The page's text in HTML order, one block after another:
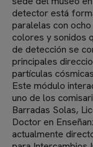
detector está
paralelas con
colores y sonidos
de detección se
principales
partículas
Este módulo
uno de los
Barradas Solas,
Doctor en
actualmente